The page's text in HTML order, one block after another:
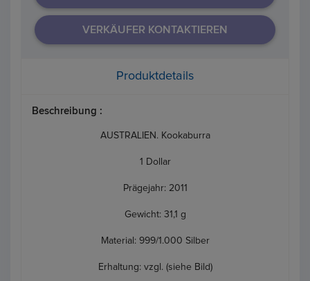
VERKÄUFER KONTAKTIEREN
Produktdetails
Beschreibung :
AUSTRALIEN. Kookaburra
1 Dollar
Prägejahr: 2011
Gewicht: 31,1 g
Material: 999/1.000 Silber
Erhaltung: vzgl. (siehe Bild)